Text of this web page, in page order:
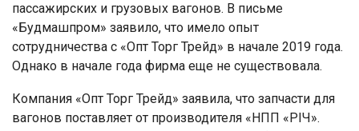
пассажирских и грузовых вагонов. В письме
«Будмашпром» заявило, что имело опыт
сотрудничества с «Опт Торг Трейд» в начале 2019 года.
Однако в начале года фирма еще не существовала.
Компания «Опт Торг Трейд» заявила, что запчасти для
вагонов поставляет от производителя «НПП «РІЧ».